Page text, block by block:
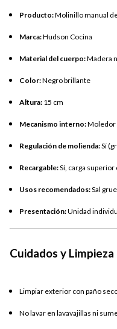
Producto:Molinillo manual
Marca:Hudson Cocina
Material del cuerpo:Madera
Color:Negro brillante
Altura: 15 cm
Mecanismo interno:Moledor
Regulación de molienda:Sí
Recargable:Sí, carga superior
Usos recomendados:Sal
Presentación:Unidad
Cuidados y Limpieza
Limpiar exterior con paño
No lavar en lavavajillas ni